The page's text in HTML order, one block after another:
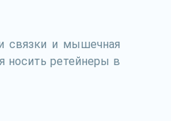
связки и мышечная
носить ретейнеры в